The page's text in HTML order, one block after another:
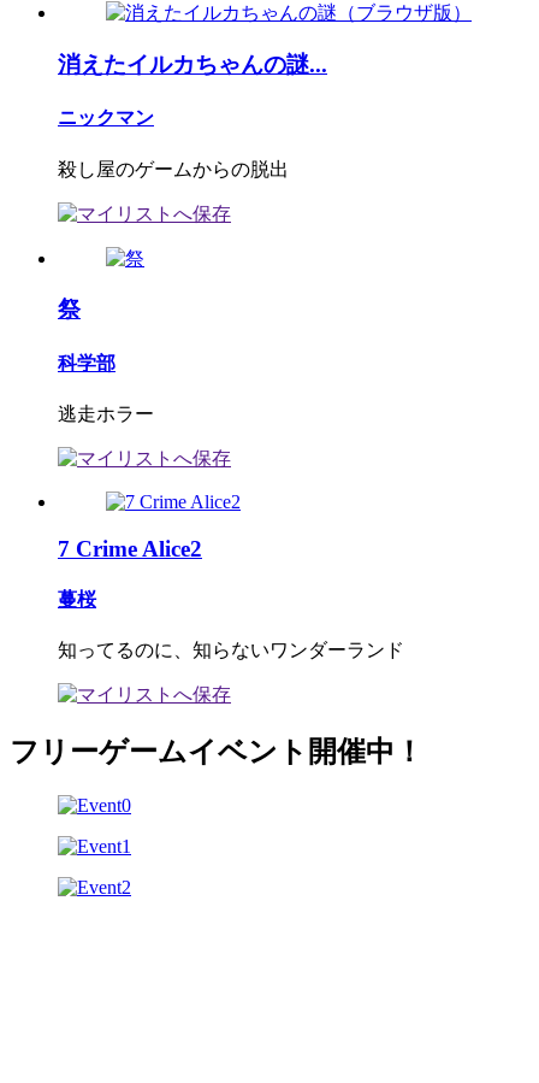
消えたイルカちゃんの謎...
ニックマン
殺し屋のゲームからの脱出
祭
科学部
逃走ホラー
7 Crime Alice2
蔓桜
知ってるのに、知らないワンダーランド
フリーゲームイベント開催中！